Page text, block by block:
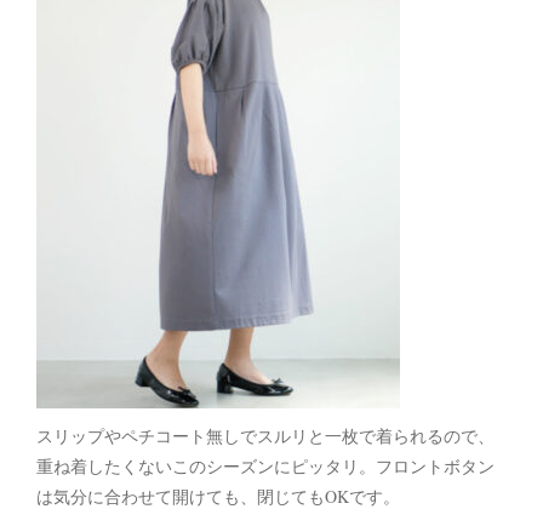
スリップやペチコート無しでスルリと一枚で着られるので、
重ね着したくないこのシーズンにピッタリ。フロントボタン
は気分に合わせて開けても、閉じてもOKです。